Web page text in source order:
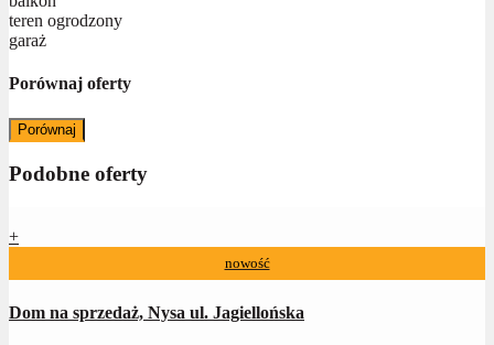
teren ogrodzony
garaż
Porównaj oferty
Porównaj
Podobne oferty
+
nowość
Dom na sprzedaż, Nysa ul. Jagiellońska